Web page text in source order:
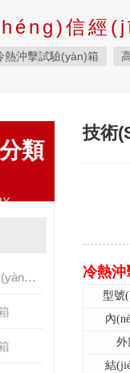
信經
熱沖擊試驗(yàn)箱
步入式恒溫恒濕試驗(yàn)
力篩選試驗(yàn)箱
試驗(yàn)箱 老化試
溫濕度光照淋
陽(yáng)光老化試驗
類
風(fēng)冷式溫度沖擊試驗(yàn)箱
技術
冷熱
型號
內
外
結